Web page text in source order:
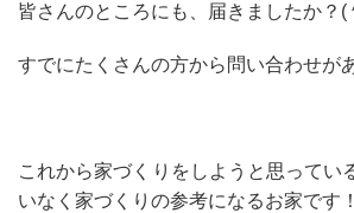
皆さんのところにも、届きましたか？
すでにたくさんの方から問い合わせが
これから家づくりをしようと思ってい
いなく家づくりの参考になるお家です